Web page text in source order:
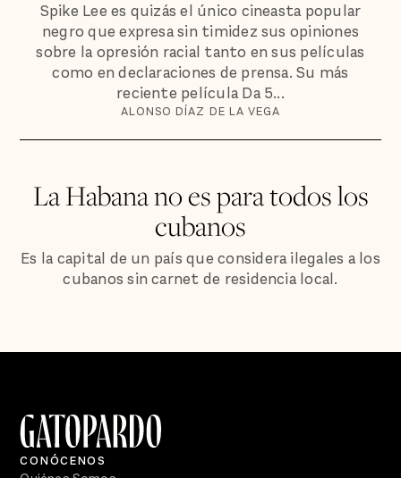
Spike Lee es quizás el único cineasta popular
negro que expresa sin timidez sus opiniones
sobre la opresión racial tanto en sus películas
como en declaraciones de prensa. Su más
reciente película Da 5...
ALONSO DÍAZ DE LA VEGA
La Habana no es para todos los
cubanos
Es la capital de un país que considera ilegales a los
cubanos sin carnet de residencia local.
CONÓCENOS